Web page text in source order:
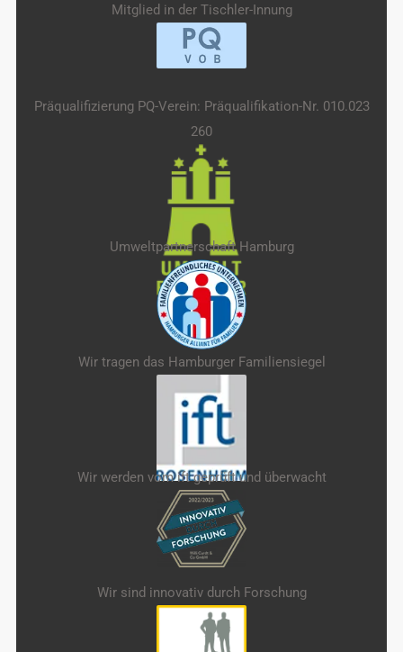
Mitglied in der Tischler-Innung
Präqualifizierung PQ-Verein: Präqualifikation-Nr. 010.023
260
Umweltpartnerschaft Hamburg
Wir tragen das Hamburger Familiensiegel
Wir werden vom ift geprüft und überwacht
Wir sind innovativ durch Forschung